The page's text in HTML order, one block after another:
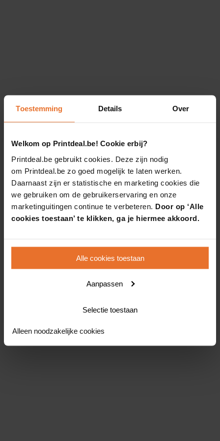
Toestemming Details Over
Welkom op Printdeal.be! Cookie erbij?
Printdeal.be gebruikt cookies. Deze zijn nodig
om Printdeal.be zo goed mogelijk te laten werken.
Daarnaast zijn er statistische en marketing cookies die
we gebruiken om de gebruikerservaring en onze
marketinguitingen continue te verbeteren. Door op ‘Alle
cookies toestaan’ te klikken, ga je hiermee akkoord.
Alle cookies toestaan
Aanpassen
Selectie toestaan
Alleen noodzakelijke cookies